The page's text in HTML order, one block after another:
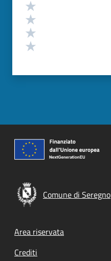
Comune di Seregno
Footer menu
Area riservata
Crediti